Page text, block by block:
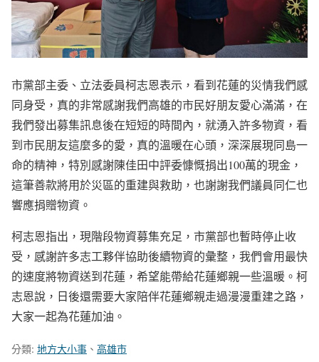
市黨部主委、立法委員柯志恩表示，看到花蓮的災情我們感
同身受，真的非常感謝我們高雄的市民好朋友愛心滿滿，在
我們發出募集訊息後在短短的時間內，就湧入許多物資，看
到市民朋友這麼多的愛，真的溫暖在心頭，深深展現同島一
命的精神，特別感謝陳佳田中評委慷慨捐出100萬的現金，
這筆善款將用於災區的重建與救助，也謝謝我們議員同仁也
響應捐贈物資。
柯志恩指出，現階段物資募集充足，市黨部也暫時停止收
受，感謝許多志工夥伴協助後續物資的彙整，我們會用最快
的速度將物資送到花蓮，希望能帶給花蓮鄉親一些溫暖。柯
志恩說，日後還需要大家陪伴花蓮鄉親走過漫漫重建之路，
大家一起為花蓮加油。
分類: 地方大小事 、 高雄市